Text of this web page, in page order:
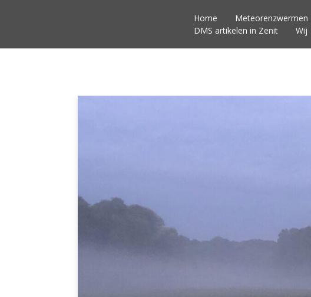
Home Meteorenzwermen
DMS artikelen in Zenit
Wij